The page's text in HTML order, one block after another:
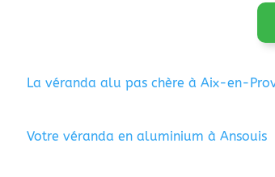
La véranda alu pas chère à Aix-en-
Votre véranda en aluminium à Ansouis